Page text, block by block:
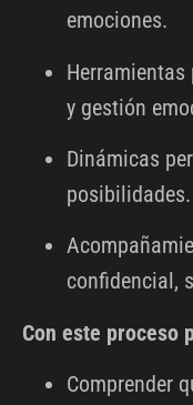
emociones.
y gestión
Dinámicas
posibilidades.
confidencial,
Con este proceso
Comprender